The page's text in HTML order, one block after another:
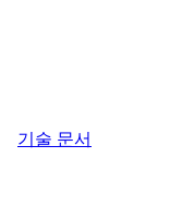
기술 문서